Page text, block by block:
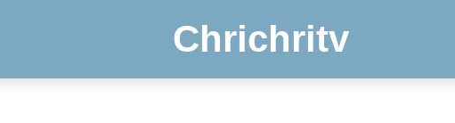
Chrichritv